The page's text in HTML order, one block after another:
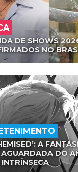
DE SHOWS
NO
A
DO